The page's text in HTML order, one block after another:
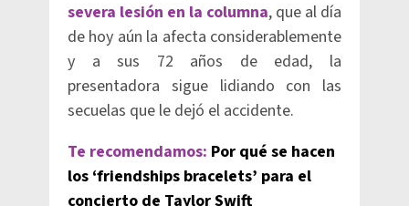
severa lesión en la columna, que al día
de hoy aún la afecta considerablemente
y a sus 72 años de edad, la
presentadora sigue lidiando con las
secuelas que le dejó el accidente.
Te recomendamos: Por qué se hacen
los ‘friendships bracelets’ para el
concierto de Taylor Swift